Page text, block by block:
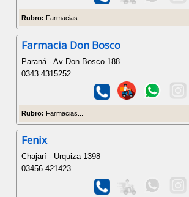
Rubro: Farmacias...
Farmacia Don Bosco
Paraná - Av Don Bosco 188
0343 4315252
Rubro: Farmacias...
Fenix
Chajarí - Urquiza 1398
03456 421423